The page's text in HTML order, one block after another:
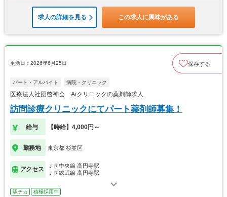
求人の詳細を見る この求人に興味がある
更新日：2026年6月25日 保存する
パート・アルバイト 病院・クリニック
医療法人社団啓神会 Aiクリニックの薬剤師求人
訪問診療クリニックにてパート薬剤師募集！
給与 【時給】4,000円～
勤務地 東京都 杉並区
アクセス
ＪＲ中央線 高円寺駅
ＪＲ総武線 高円寺駅
駅チカ 積極採用中